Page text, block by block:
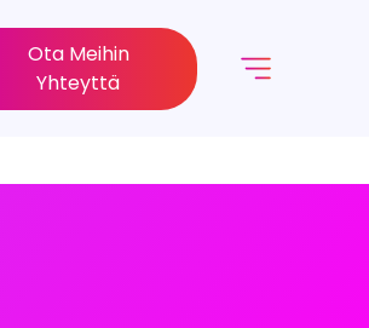
Ota Meihin
Yhteyttä